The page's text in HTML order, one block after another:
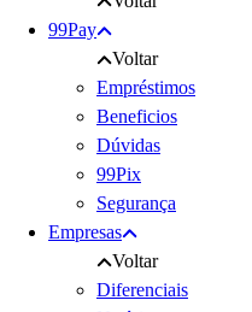
99Pay
Voltar
Empréstimos
Beneficios
Dúvidas
99Pix
Segurança
Empresas
Voltar
Diferenciais